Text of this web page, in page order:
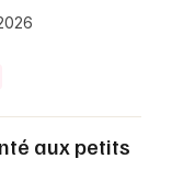
aux petits